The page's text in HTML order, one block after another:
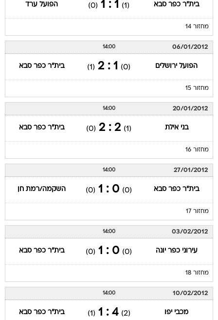
בית"ר כפר סבא (1)
1 : 1
(0) הפועל ערד
מחזור 14
06/01/2012
14:00
הפועל ירושלים (0)
1 : 2
(1) בית"ר כפר סבא
מחזור 15
20/01/2012
14:00
בני אילת (1)
2 : 2
(0) בית"ר כפר סבא
מחזור 16
27/01/2012
14:00
בית"ר כפר סבא (0)
0 : 1
(0) השקמה/רמת חן
מחזור 17
03/02/2012
14:00
עירוני כפר יונה (0)
0 : 1
(0) בית"ר כפר סבא
מחזור 18
10/02/2012
14:00
מכבי יפו (2)
4 : 1
(1) בית"ר כפר סבא